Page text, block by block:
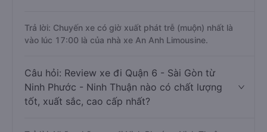
Trả lời: Chuyến xe có giờ xuất phát trễ (muộn) nhất là
vào lúc 17:00 là của nhà xe An Anh Limousine.
Câu hỏi: Review xe đi Quận 6 - Sài Gòn từ
Ninh Phước - Ninh Thuận nào có chất lượng
tốt, xuất sắc, cao cấp nhất?